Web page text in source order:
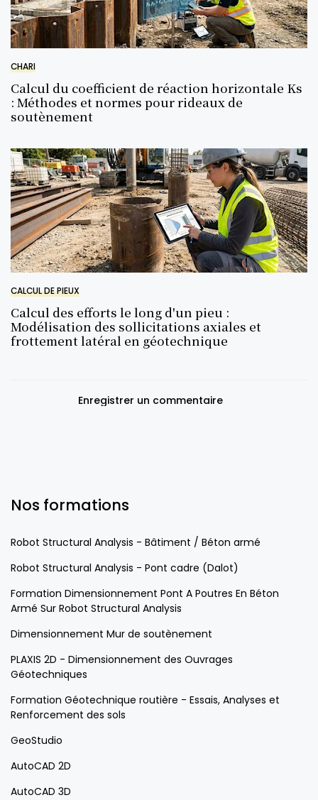
CHARI
Calcul du coefficient de réaction horizontale Ks
: Méthodes et normes pour rideaux de
soutènement
CALCUL DE PIEUX
Calcul des efforts le long d'un pieu :
Modélisation des sollicitations axiales et
frottement latéral en géotechnique
Enregistrer un commentaire
Nos formations
Robot Structural Analysis - Bâtiment / Béton armé
Robot Structural Analysis - Pont cadre (Dalot)
Formation Dimensionnement Pont A Poutres En Béton
Armé Sur Robot Structural Analysis
Dimensionnement Mur de soutènement
PLAXIS 2D - Dimensionnement des Ouvrages
Géotechniques
Formation Géotechnique routière - Essais, Analyses et
Renforcement des sols
GeoStudio
AutoCAD 2D
AutoCAD 3D